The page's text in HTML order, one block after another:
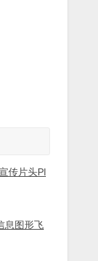
传片头Pl
息图形飞